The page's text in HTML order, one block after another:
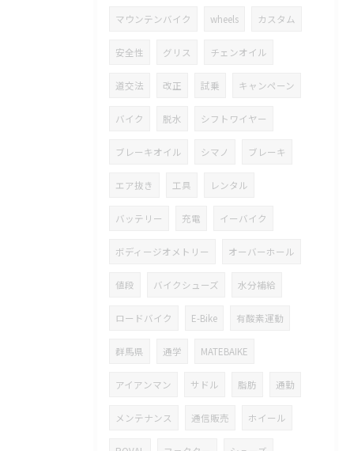
マウンテンバイク wheels カスタム
安全性 グリス チェンオイル
道交法 改正 試乗 キャンペーン
バイク 脱水 シフトワイヤー
ブレーキオイル シマノ ブレーキ
エア抜き 工具 レンタル
バッテリー 充電 イーバイク
ボディージオメトリー オーバーホール
値段 バイクシューズ 水分補給
ロードバイク E-Bike 有酸素運動
群馬県 通学 MATEBAIKE
アイアンマン サドル 脂肪 通勤
メンテナンス 通信販売 ホイール